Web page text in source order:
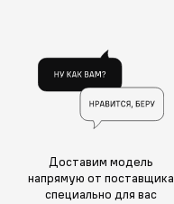
Доставим модель
напрямую от поставщика
специально для вас